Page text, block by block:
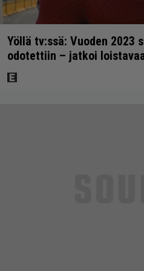
Yöllä tv:ssä: Vuoden 2023
odotettiin – jatkoi